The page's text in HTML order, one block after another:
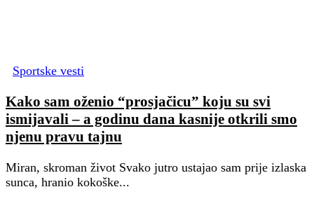
Sportske vesti
Kako sam oženio “prosjačicu” koju su svi
ismijavali – a godinu dana kasnije otkrili smo
njenu pravu tajnu
Miran, skroman život Svako jutro ustajao sam prije izlaska
sunca, hranio kokoške...